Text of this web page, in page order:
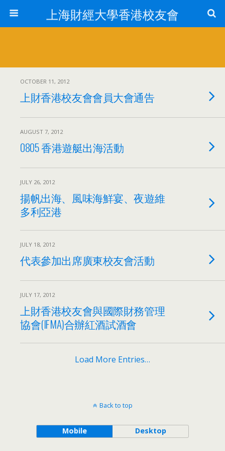
上海財經大學香港校友會
OCTOBER 11, 2012
上財香港校友會會員大會通告
AUGUST 7, 2012
0805 香港遊艇出海活動
JULY 26, 2012
揚帆出海、風味海鮮宴、夜遊維
多利亞港
JULY 18, 2012
代表參加出席廣東校友會活動
JULY 17, 2012
上財香港校友會與國際財務管理
協會(IFMA)合辦紅酒試酒會
Load More Entries…
Back to top
Mobile Desktop